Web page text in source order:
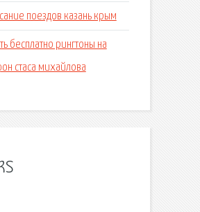
поездов казань крым
бесплатно рингтоны на
стаса михайлова